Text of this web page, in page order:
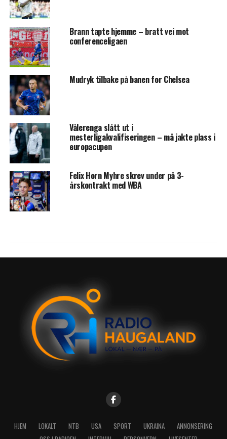
Brann tapte hjemme – bratt vei mot
conferenceligaen
Mudryk tilbake på banen for Chelsea
Vålerenga slått ut i
mesterligakvalifiseringen – må jakte plass i
europacupen
Felix Horn Myhre skrev under på 3-
årskontrakt med WBA
HJEM LOKALT NTB USA SPORT UKRAINA
ANNONSERING